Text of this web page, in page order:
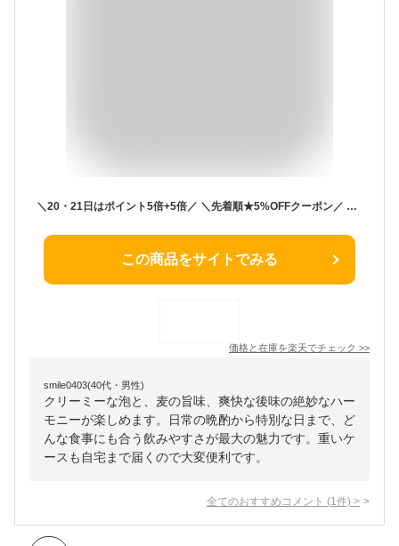
＼20・21日はポイント5倍+5倍／ ＼先着順★5%OFFクーポン／ 【ビール】【本州のみ 送料無料】サッポロ 黒ラベル 350ml×2ケース/48本《048》『IAS』
この商品をサイトでみる
価格と在庫を楽天でチェック >>
smile0403(40代・男性)
クリーミーな泡と、麦の旨味、爽快な後味の絶妙なハー
モニーが楽しめます。日常の晩酌から特別な日まで、ど
んな食事にも合う飲みやすさが最大の魅力です。重いケ
ースも自宅まで届くので大変便利です。
全てのおすすめコメント (1 件) >